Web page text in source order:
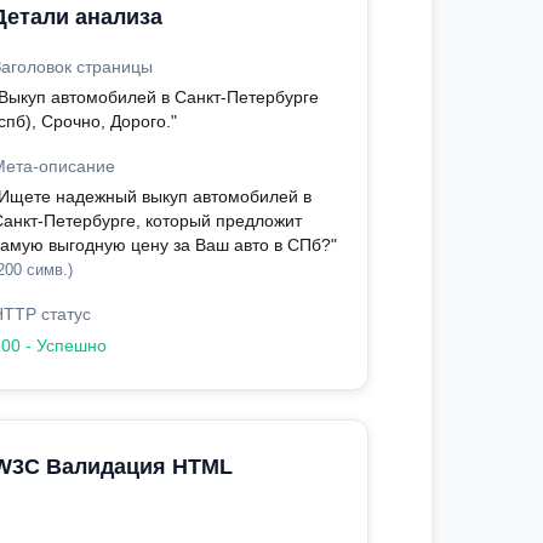
анализа
страницы
автомобилей в Санкт-Петербурге
Срочно, Дорого."
описание
надежный выкуп автомобилей в
Петербурге, который предложит
выгодную цену за Ваш авто в СПб?"
симв.)
статус
- Успешно
Валидация HTML